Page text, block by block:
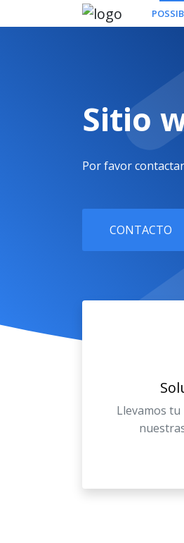
Sitio
Por favor
CONTACTO
Llevamos